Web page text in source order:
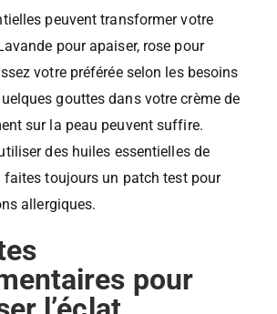
peuvent transformer votre
pour apaiser, rose pour
votre préférée selon les besoins
gouttes dans votre crème de
sur la peau peuvent suffire.
des huiles essentielles de
faites toujours un patch test pour
allergiques.
pour